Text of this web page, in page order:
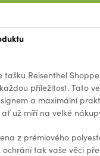
tašku Reisenthel
příležitost. Tato
a maximální
už míří na velké
z prémiového
tak vaše věci